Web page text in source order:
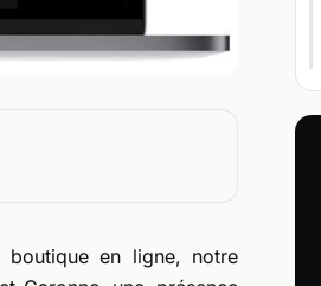
boutique en ligne, notre